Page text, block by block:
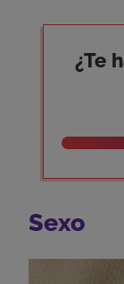
¿Te
Sexo